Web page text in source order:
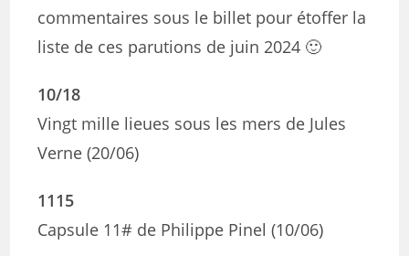
commentaires sous le billet pour étoffer la
liste de ces parutions de juin 2024 🙂
10/18
Vingt mille lieues sous les mers de Jules
Verne (20/06)
1115
Capsule 11# de Philippe Pinel (10/06)